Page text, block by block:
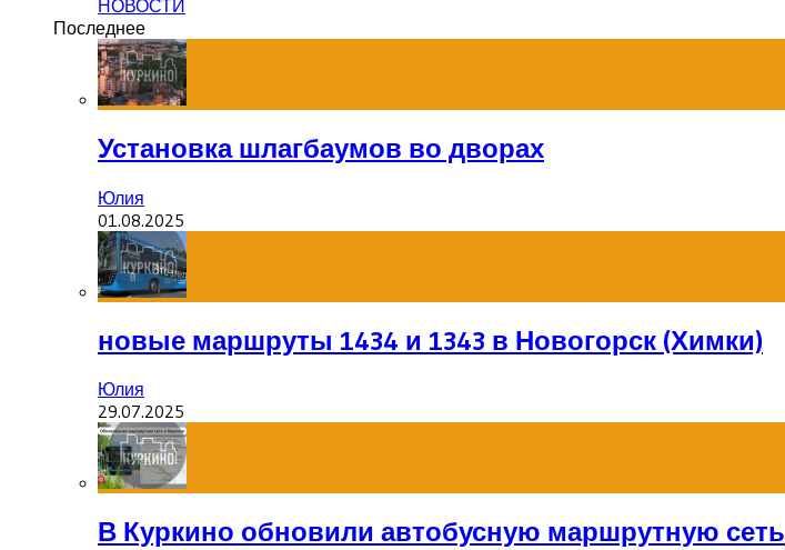
НОВОСТИ
Последнее
Установка шлагбаумов во дворах
Юлия
01.08.2025
новые маршруты 1434 и 1343 в Новогорск (Химки)
Юлия
29.07.2025
В Куркино обновили автобусную маршрутную сеть